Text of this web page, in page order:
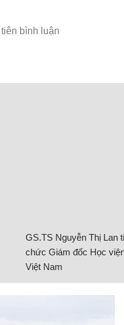
GS.TS Nguyễn Thị Lan
chức Giám đốc Học
Việt Nam